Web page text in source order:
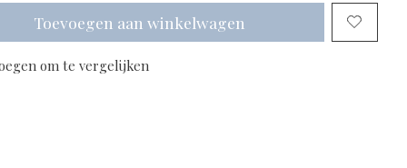
Toevoegen aan winkelwagen
om te vergelijken